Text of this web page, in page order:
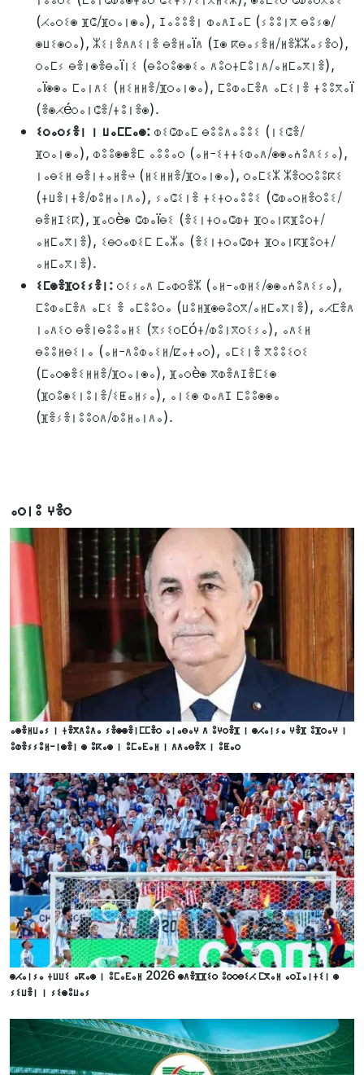
(ⵃⴰⵔⵉⵙ ⴼⵛ/ⴼⵔⴰⵏⵙⴰ), ⵊⴰⵓⵓⴻⵏ ⵀⴰⴷⵊⴰⵎ (ⵢⵓⵓⵏⴳ ⴱⵓⵢⵙ/
ⵙⵡⵉⵙⵔⴰ), ⵣⵉⵏⴻⴷⴷⵉⵏⴻ ⴱⴻⵍⴰïⴷ (ⵊⵙ ⴽⴱⴰⵢⴻⵍ/ⵍⴻⵣⵣⴰⵢⴻⵔ),
ⵔⴰⵎⵢ ⴱⴻⵏⵙⴻⴱⴰïⵏⵉ (ⴱⵓⵔⵓⵙⵙⵉⴰ ⴷⵓⵔⵜⵎⵓⵏⴷ/ⴰⵍⵎⴰⴳⵏⴻ),
ⴰïⵙⵙⴰ ⵎⴰⵏⴷⵉ (ⵍⵉⵍⵍⴻ/ⴼⵔⴰⵏⵙⴰ), ⵎⵓⵀⴰⵎⴻⴷ ⴰⵎⵉⵏⴻ ⵜⵓⵓⴳⴰï
(ⴻⵙⵃéⵔⴰⵏⵛⴻ/ⵜⵓⵏⴻⵙ).
ⵉⵔⴰⵔⵢⴻⵏ ⵏ ⵡⴰⵎⵎⴰⵙ: ⵀⵉⵛⵀⴰⵎ ⴱⵓⵓⴷⴰⵓⵓⵉ (ⵏⵉⵛⴻ/
ⴼⵔⴰⵏⵙⴰ), ⵀⵓⵓⵙⵙⴻⵎ ⴰⵓⵓⴰⵔ (ⴰⵍ-ⵉⵜⵜⵉⵀⴰⴷ/ⵙⵙⴰⵄⵓⴷⵉⵢⴰ),
ⵏⴰⴱⵉⵍ ⴱⴻⵏⵜⴰⵍⴻﺐ (ⵍⵉⵍⵍⴻ/ⴼⵔⴰⵏⵙⴰ), ⵔⴰⵎⵉⵣ ⵣⴻⵔⵔⵓⵓⴽⵉ
(ⵜⵡⴻⵏⵜⴻ/ⵀⵓⵍⴰⵏⴷⴰ), ⵢⴰⵛⵉⵏⴻ ⵜⵉⵜⵔⴰⵓⵓⵉ (ⵛⵀⴰⵔⵍⴻⵔⵓⵉ/
ⴱⴻⵍⵊⵉⴽ), ⴼⴰⵔèⵙ ⵛⵀⴰïⴱⵉ (ⴻⵉⵏⵜⵔⴰⵛⵀⵜ ⴼⵔⴰⵏⴽⴼⵓⵔⵜ/
ⴰⵍⵎⴰⴳⵏⴻ), ⵉⴱⵔⴰⵀⵉⵎ ⵎⴰⵣⴰ (ⴻⵉⵏⵜⵔⴰⵛⵀⵜ ⴼⵔⴰⵏⴽⴼⵓⵔⵜ/
ⴰⵍⵎⴰⴳⵏⴻ).
ⵉⵎⵙⴻⴼⵔⵉⵢⴻⵏ: ⵔⵉⵢⴰⴷ ⵎⴰⵀⵔⴻⵣ (ⴰⵍ-ⴰⵀⵍⵉ/ⵙⵙⴰⵄⵓⴷⵉⵢⴰ),
ⵎⵓⵀⴰⵎⴻⴷ ⴰⵎⵉ ⴻ ⴰⵎⵓⵓⵔⴰ (ⵡⵓⵍⴼⵙⴱⵓⵔⴳ/ⴰⵍⵎⴰⴳⵏⴻ), ⴰⵃⵎⴻⴷ
ⵏⴰⴷⵉⵔ ⴱⴻⵏⴱⵓⵓⴰⵍⵉ (ⴳⵢⵉⵔⵎóⵜ/ⵀⵓⵏⴳⵔⵉⵢⴰ), ⴰⴷⵉⵍ
ⴱⵓⵓⵍⴱⵉⵏⴰ (ⴰⵍ-ⴷⵓⵀⴰⵉⵍ/ⵇⴰⵜⴰⵔ), ⴰⵎⵉⵏⴻ ⴳⵓⵓⵉⵔⵉ
(ⵎⴰⵔⵙⴻⵉⵍⵍⴻ/ⴼⵔⴰⵏⵙⴰ), ⴼⴰⵔèⵙ ⴳⵀⴻⴷⵊⴻⵎⵉⵙ
(ⴼⵔⵓⵙⵉⵏⵓⵏⴻ/ⵉⵟⴰⵍⵢⴰ), ⴰⵏⵉⵙ ⵀⴰⴷⵊ ⵎⵓⵓⵙⵙⴰ
(ⴼⴻⵢⴻⵏⵓⵓⵔⴷ/ⵀⵓⵍⴰⵏⴷⴰ).
ⴰⵔⵏⵓ ⵖⴻⵔ
ⴰⵙⴻⵍⵡⴰⵢ ⵏ ⵜⴻⴳⴷⵓⴷⴰ ⵢⴻⵙⵙⴻⵏⵎⵎⴻⵔ ⴰⵏⴰⴱⴰⵖ ⴷ ⵓⵖⵔⴻⴼ ⵏ ⵙⵃⴰⵏⵢⴰ ⵖⴻⴼ ⵓⴼⵔⴰⵖ ⵏ
ⵓⵀⴻⵢⵢⵓⵍ-ⵏⵙⴻⵏ ⵙ ⵓⴽⴰⵙ ⵏ ⵓⵎⴰⴹⴰⵍ ⵏ ⴷⴷⴰⴱⴻⵅ ⵏ ⵓⵟⴰⵔ
ⵙⵃⴰⵏⵢⴰ ⵜⵡⵡⵉ ⴰⴽⴰⵙ ⵏ ⵓⵎⴰⴹⴰⵍ 2026 ⵙⴷⴻⴼⴼⵉⵔ ⵓⵔⵔⴱⵉⵃ ⵎⴳⴰⵍ ⴰⵔⵊⴰⵏⵜⵉⵏ ⵙ
ⵢⵉⵡⴻⵏ ⵏ ⵢⵉⵙⵓⵡⴰⵢ